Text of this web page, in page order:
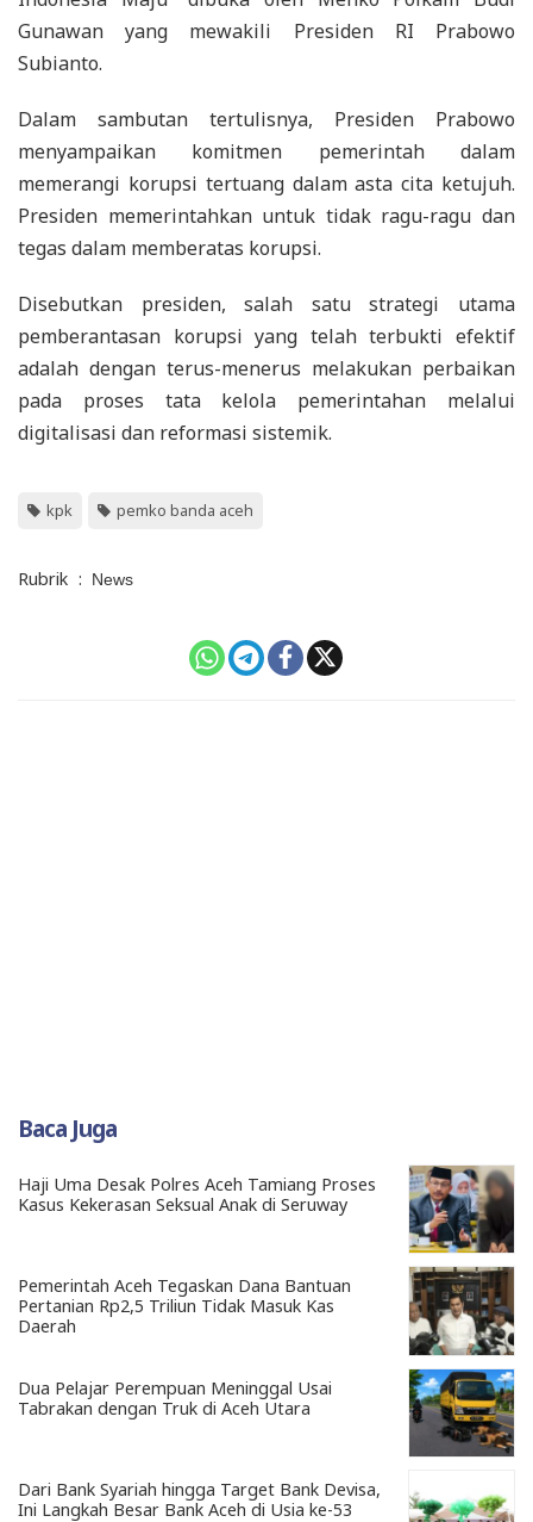
Gunawan yang mewakili Presiden RI Prabowo
Subianto.
Dalam sambutan tertulisnya, Presiden Prabowo
menyampaikan komitmen pemerintah dalam
memerangi korupsi tertuang dalam asta cita ketujuh.
Presiden memerintahkan untuk tidak ragu-ragu dan
tegas dalam memberatas korupsi.
Disebutkan presiden, salah satu strategi utama
pemberantasan korupsi yang telah terbukti efektif
adalah dengan terus-menerus melakukan perbaikan
pada proses tata kelola pemerintahan melalui
digitalisasi dan reformasi sistemik.
kpk pemko banda aceh
Rubrik : News
Baca Juga
Haji Uma Desak Polres Aceh Tamiang Proses
Kasus Kekerasan Seksual Anak di Seruway
Pemerintah Aceh Tegaskan Dana Bantuan
Pertanian Rp2,5 Triliun Tidak Masuk Kas
Daerah
Dua Pelajar Perempuan Meninggal Usai
Tabrakan dengan Truk di Aceh Utara
Dari Bank Syariah hingga Target Bank Devisa,
Ini Langkah Besar Bank Aceh di Usia ke-53